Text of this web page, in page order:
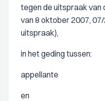
tegen de uitspraak
van 8 oktober 2007,
uitspraak),
in het geding tussen:
appellante
en